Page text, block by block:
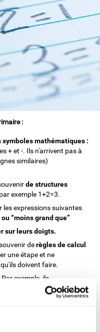
:
mathématiques :
+ et -. Ils n'arrivent pas à
similaires)
de structures
par exemple 1+2=3.
les expressions suivantes
“moins grand que”
sur leurs doigts.
derègles de calcul
une étape et ne
doivent faire.
Par exemple, ils
la gauche vers la droite